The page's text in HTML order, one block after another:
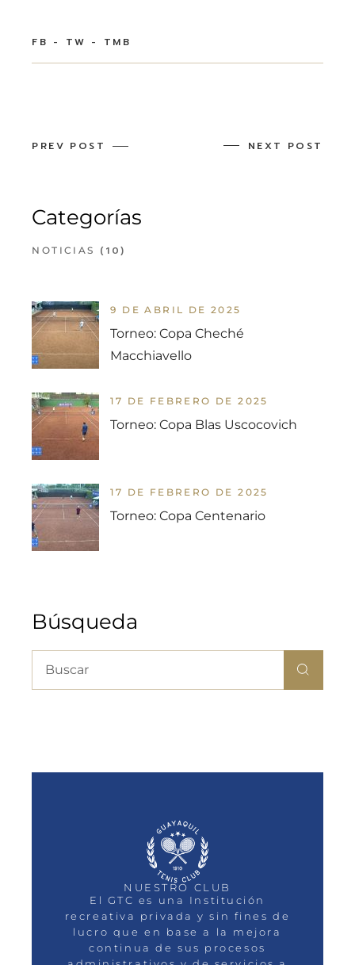
FB TW TMB
PREV POST NEXT POST
Categorías
NOTICIAS (10)
9 DE ABRIL DE 2025
Torneo: Copa Cheché
Macchiavello
17 DE FEBRERO DE 2025
Torneo: Copa Blas Uscocovich
17 DE FEBRERO DE 2025
Torneo: Copa Centenario
Búsqueda
NUESTRO CLUB
El GTC es una Institución
recreativa privada y sin fines de
lucro que en base a la mejora
continua de sus procesos